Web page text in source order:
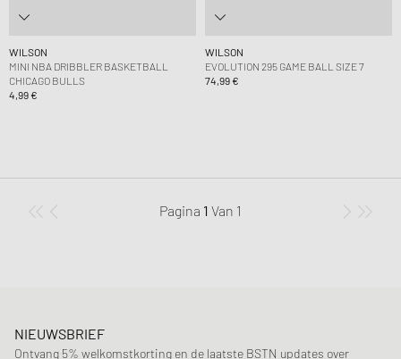
WILSON
MINI NBA DRIBBLER BASKETBALL
CHICAGO BULLS
4,99 €
WILSON
EVOLUTION 295 GAME BALL SIZE 7
74,99 €
Pagina 1 Van 1
NIEUWSBRIEF
Ontvang 5% welkomstkorting en de laatste BSTN updates over